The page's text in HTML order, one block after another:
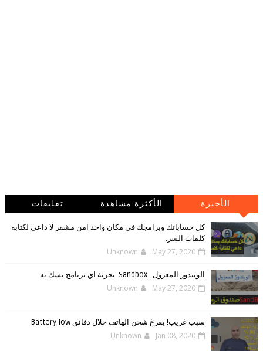
الأخيرة الأكثرة مشاهدة تعليقات
كل حساباتك وبرامجك في مكان واحد امن مشفر لا داعي لكتابة
كلمات السر.
Unknown May 27, 2020
الويندوز ‏المعزول ‏Sandbox ‎ ‎ ‏ ‏تجربة ‏اي ‏برنامج ‏تشك ‏به
Unknown May 27, 2020
سبب غريب! يفرغ شحن الهاتف خلال دقائق Battery low
Unknown Jan 08, 2020